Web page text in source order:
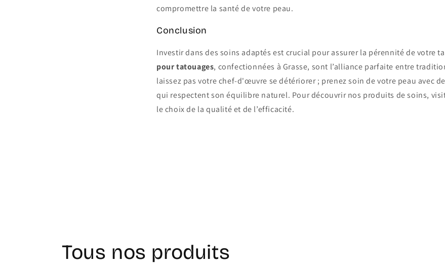
compromettre la santé de votre peau.
Conclusion
Investir dans des soins adaptés est crucial pour assurer la pérennité de votre
pour tatouages, confectionnées à Grasse, sont l’alliance parfaite entre
laissez pas votre chef-d'œuvre se détériorer ; prenez soin de votre peau avec
qui respectent son équilibre naturel. Pour découvrir nos produits de soins,
le choix de la qualité et de l’efficacité.
Tous nos produits